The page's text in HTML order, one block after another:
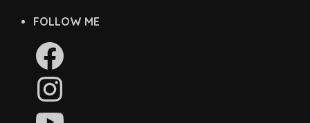
FOLLOW ME
Facebook
Instagram
YouTube